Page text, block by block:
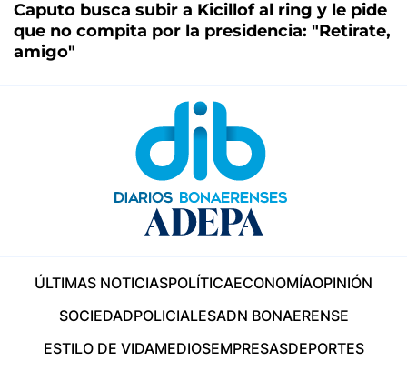
Caputo busca subir a Kicillof al ring y le pide
que no compita por la presidencia: "Retirate,
amigo"
ÚLTIMAS NOTICIASPOLÍTICAECONOMÍAOPINIÓN
SOCIEDADPOLICIALESADN BONAERENSE
ESTILO DE VIDAMEDIOSEMPRESASDEPORTES